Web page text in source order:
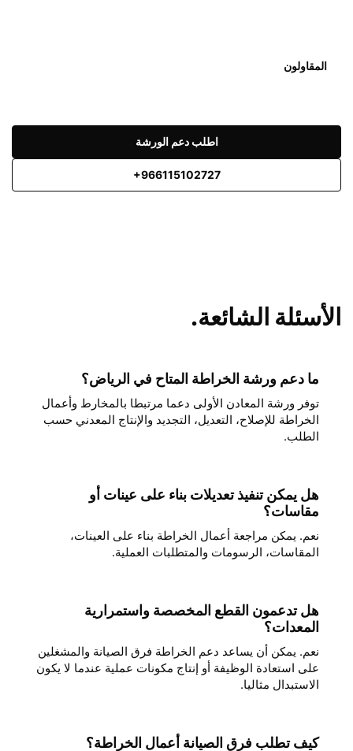
المقاولون
اطلب دعم الورشة
+966115102727
الأسئلة الشائعة.
ما دعم ورشة الخراطة المتاح في الرياض؟
توفر ورشة المعادن الأولى دعما مرتبطا بالمخارط وأعمال
الخراطة للإصلاح، التعديل، التجديد والإنتاج المعدني حسب
الطلب.
هل يمكن تنفيذ تعديلات بناء على عينات أو
مقاسات؟
نعم. يمكن مراجعة أعمال الخراطة بناء على العينات،
المقاسات، الرسومات والمتطلبات العملية.
هل تدعمون القطع المخصصة واستمرارية
المعدات؟
نعم. يمكن أن يساعد دعم الخراطة فرق الصيانة والمشغلين
على استعادة الوظيفة أو إنتاج مكونات عملية عندما لا يكون
الاستبدال مثاليا.
كيف تطلب فرق الصيانة أعمال الخراطة؟